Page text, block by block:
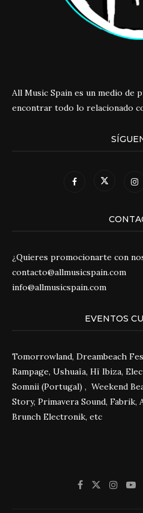
All Music Spain es un medio de
encontrar todo lo relacionado
¿Quieres promocionarte con
contacto@allmusicspain.com
info@allmusicspain.com
EVENTOS
Tomorrowland, Dreambeach
Rampage, Ushuaïa, Hï Ibiza,
Somnii (Portugal) , Weekend
Story, Primavera Sound, Fabrik,
Brunch Electronik, etc